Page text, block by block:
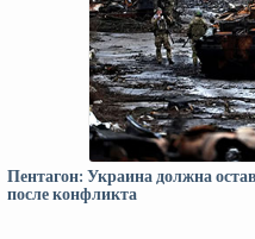
Пентагон: Украина должна
после конфликта